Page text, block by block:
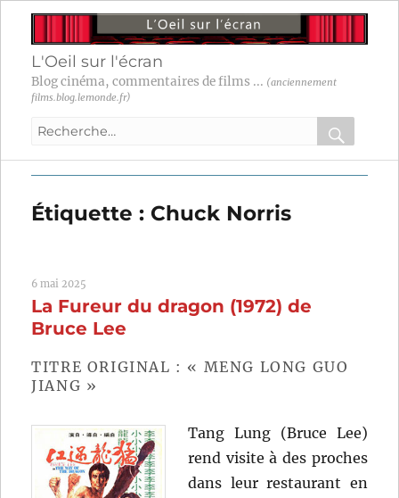
L'Oeil sur l'écran
Blog cinéma, commentaires de films ... (anciennement
films.blog.lemonde.fr)
Recherche
:
OK
Étiquette : Chuck Norris
6 mai 2025
La Fureur du dragon (1972) de
Bruce Lee
TITRE ORIGINAL : « MENG LONG GUO
JIANG »
Tang Lung (Bruce Lee)
rend visite à des proches
dans leur restaurant en